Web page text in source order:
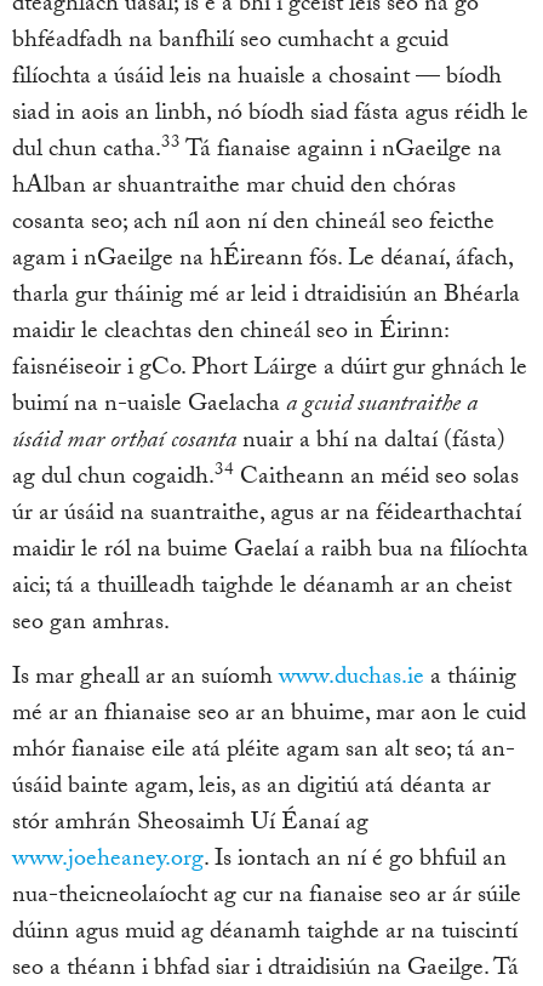
bhféadfadh na banfhilí seo cumhacht a gcuid
filíochta a úsáid leis na huaisle a chosaint — bíodh
siad in aois an linbh, nó bíodh siad fásta agus réidh le
dul chun catha.33Tá fianaise againn i nGaeilge na
hAlban ar shuantraithe mar chuid den chóras
cosanta seo; ach níl aon ní den chineál seo feicthe
agam i nGaeilge na hÉireann fós. Le déanaí, áfach,
tharla gur tháinig mé ar leid i dtraidisiún an Bhéarla
maidir le cleachtas den chineál seo in Éirinn:
faisnéiseoir i gCo. Phort Láirge a dúirt gur ghnách le
buimí na n-uaisle Gaelachaa gcuid suantraithe a
úsáid mar orthaí cosantanuair a bhí na daltaí (fásta)
ag dul chun cogaidh.34 Caitheann an méid seo solas
úr ar úsáid na suantraithe, agus ar na féidearthachtaí
maidir le ról na buime Gaelaí a raibh bua na filíochta
aici; tá a thuilleadh taighde le déanamh ar an cheist
seo gan amhras.
Is mar gheall ar an suíomhwww.duchas.ie a tháinig
mé ar an fhianaise seo ar an bhuime, mar aon le cuid
mhór fianaise eile atá pléite agam san alt seo; tá an-
úsáid bainte agam, leis, as an digitiú atá déanta ar
stór amhrán Sheosaimh Uí Éanaí ag
www.joeheaney.org. Is iontach an ní é go bhfuil an
nua-theicneolaíocht ag cur na fianaise seo ar ár súile
dúinn agus muid ag déanamh taighde ar na tuiscintí
seo a théann i bhfad siar i dtraidisiún na Gaeilge. Tá